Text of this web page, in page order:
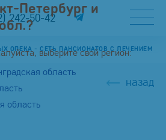
242-50-42
ОПЕКА - СЕТЬ ПАНСИОНАТОВ С ЛЕЧЕНИЕМ
назад
Петербург и
выберите свой регион:
область
область